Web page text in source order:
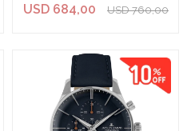
USD 684,00 USD 760,00